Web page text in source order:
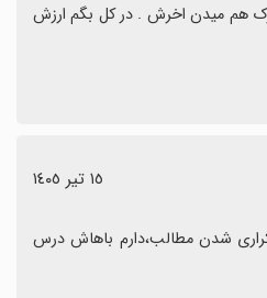
دقیق‌تر دوره‌ها، یک جلسه تعیین
یادگیری بلندمدت توصیه می‌کنند.
١٥ تیر ١٤٠٥